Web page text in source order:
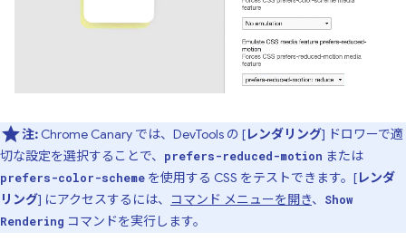
注: Chrome Canary では、DevTools の [レンダリング] ドロワーで適
切な設定を選択することで、
prefers-reduced-motion または
prefers-color-scheme を使用する CSS をテストできます。[レンダ
リング] にアクセスするには、 コマンド メニューを開き、
Show
Rendering コマンドを実行します。